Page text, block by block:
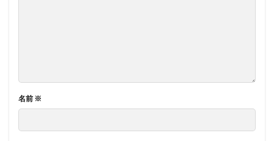
名前 ※